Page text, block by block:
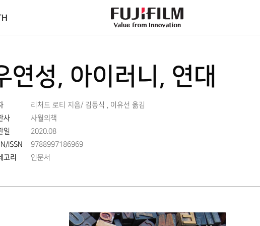
연성, 아이러니, 연대
리처드 로티 지음/ 김동식 , 이유선 옮김
사
사월의책
일
2020.08
ISSN
9788997186969
고리
인문서